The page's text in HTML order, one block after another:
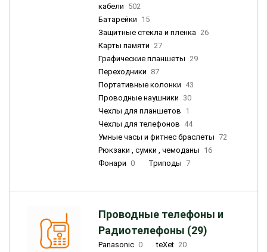
кабели 502
Батарейки 15
Защитные стекла и пленка 26
Карты памяти 27
Графические планшеты 29
Переходники 87
Портативные колонки 43
Проводные наушники 30
Чехлы для планшетов 1
Чехлы для телефонов 44
Умные часы и фитнес браслеты 72
Рюкзаки , сумки , чемоданы 16
Фонари 0 Триподы 7
Проводные телефоны и
Радиотелефоны (29)
Panasonic 0 teXet 20